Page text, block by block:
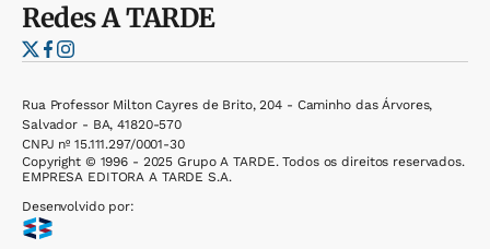
RedesA TARDE
Rua Professor Milton Cayres de Brito, 204 - Caminho das Árvores,
Salvador - BA, 41820-570
CNPJ nº 15.111.297/0001-30
Copyright © 1996 - 2025 Grupo A TARDE. Todos os direitos reservados.
EMPRESA EDITORA A TARDE S.A.
Desenvolvido por: